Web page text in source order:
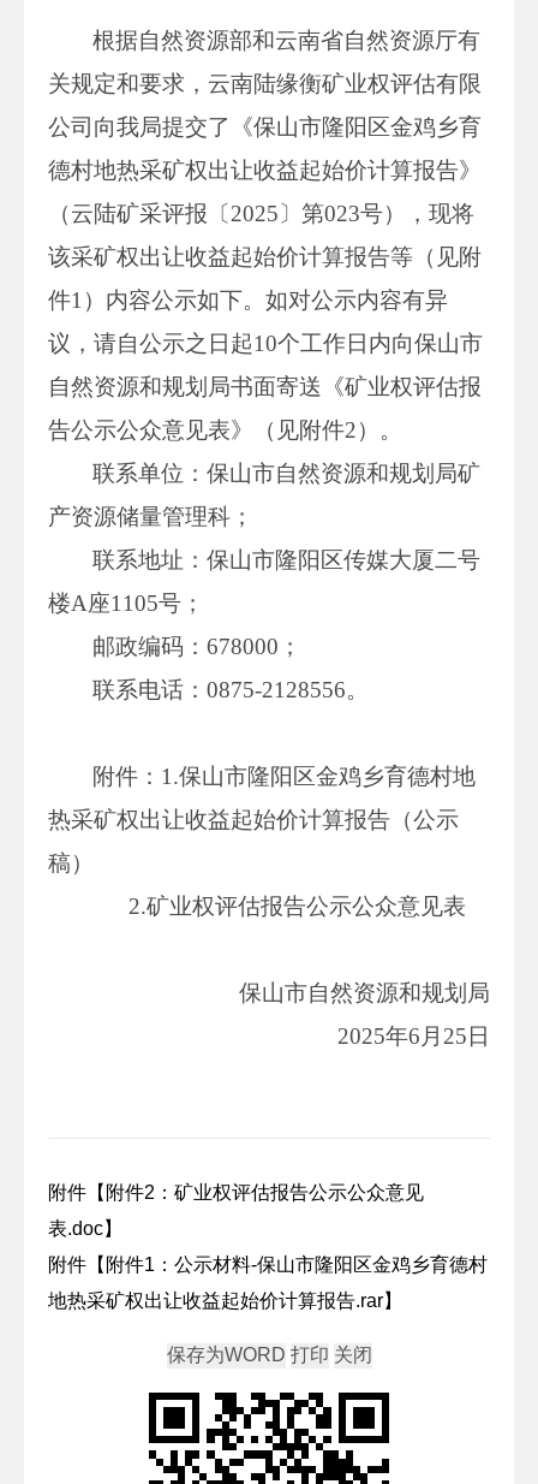
根据自然资源部和云南省自然资源厅有
关规定和要求，云南陆缘衡矿业权评估有限
公司向我局提交了《保山市隆阳区金鸡乡育
德村地热采矿权出让收益起始价计算报告》
（云陆矿采评报〔2025〕第023号），现将
该采矿权出让收益起始价计算报告等（见附
件1）内容公示如下。如对公示内容有异
议，请自公示之日起10个工作日内向保山市
自然资源和规划局书面寄送《矿业权评估报
告公示公众意见表》（见附件2）。
联系单位：保山市自然资源和规划局矿
产资源储量管理科；
联系地址：保山市隆阳区传媒大厦二号
楼A座1105号；
邮政编码：678000；
联系电话：0875-2128556。
附件：1.保山市隆阳区金鸡乡育德村地
热采矿权出让收益起始价计算报告（公示
稿）
2.矿业权评估报告公示公众意见表
保山市自然资源和规划局
2025年6月25日
附件【 附件2：矿业权评估报告公示公众意见
表.doc】
附件【 附件1：公示材料-保山市隆阳区金鸡乡育德村
地热采矿权出让收益起始价计算报告.rar】